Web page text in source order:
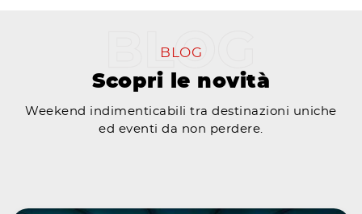
BLOG
Scopri le novità
Weekend indimenticabili tra destinazioni uniche
ed eventi da non perdere.